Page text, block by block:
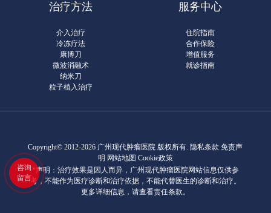
治疗方法
介入治疗
冷冻疗法
康博刀
微波消融术
纳米刀
粒子植入治疗
服务中心
住院指南
合作保险
增值服务
就诊指南
Copyright© 2012-2026 广州现代肿瘤医院 版权所有. 隐私条款 免责声
明 网站地图 Cookie政策
*声明：治疗效果是因人而异，广州现代肿瘤医院网站信息仅供参
考，不能作为医疗诊断和治疗依据，不能代替医生的诊断和治疗。
更多详细信息，请查看责任条款。
咨询
留言